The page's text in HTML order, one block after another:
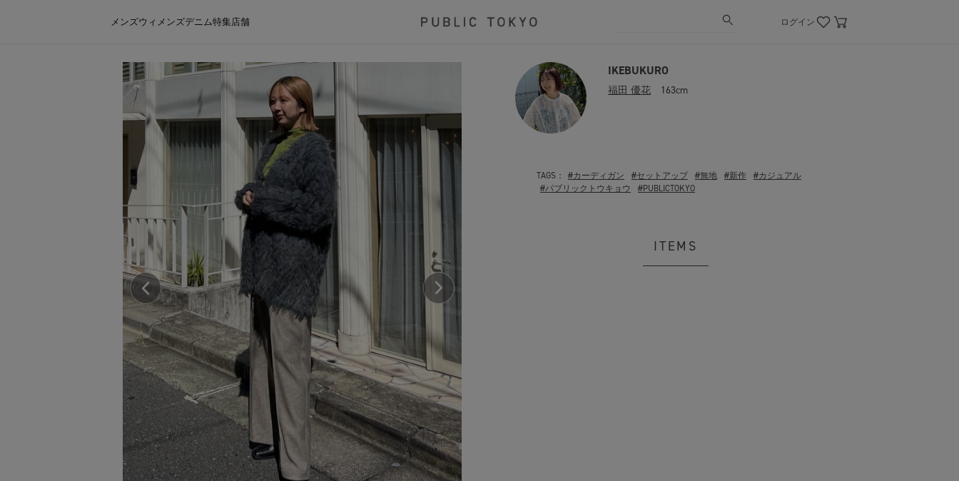
メンズウィメンズデニム特集店舗 ログイン
IKEBUKURO
福田 優花 163cm
TAGS： #カーディガン #セットアップ #無地 #新作
#カジュアル
#パブリックトウキョウ
#PUBLICTOKYO
ITEMS